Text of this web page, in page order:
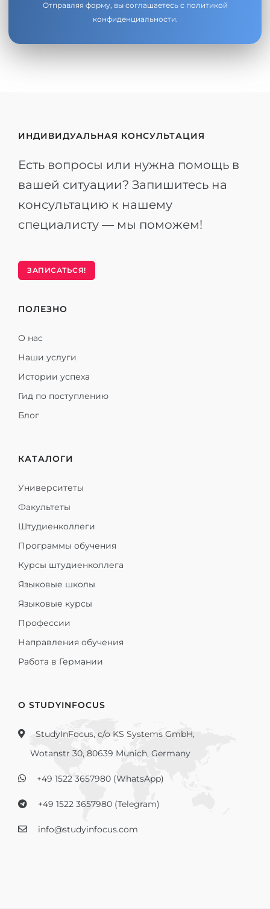
Отправляя форму, вы соглашаетесь с политикой
конфиденциальности.
ИНДИВИДУАЛЬНАЯ КОНСУЛЬТАЦИЯ
Есть вопросы или нужна помощь в
вашей ситуации? Запишитесь на
консультацию к нашему
специалисту — мы поможем!
ЗАПИСАТЬСЯ!
ПОЛЕЗНО
О нас
Наши услуги
Истории успеха
Гид по поступлению
Блог
КАТАЛОГИ
Университеты
Факультеты
Штудиенколлеги
Программы обучения
Курсы штудиенколлега
Языковые школы
Языковые курсы
Профессии
Направления обучения
Работа в Германии
О STUDYINFOCUS
StudyInFocus, c/o KS Systems GmbH,
Wotanstr 30, 80639 Munich, Germany
+49 1522 3657980 (WhatsApp)
+49 1522 3657980 (Telegram)
info@studyinfocus.com